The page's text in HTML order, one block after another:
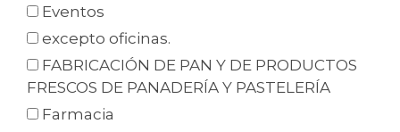
Eventos
excepto oficinas.
FABRICACIÓN DE PAN Y DE PRODUCTOS
FRESCOS DE PANADERÍA Y PASTELERÍA
Farmacia